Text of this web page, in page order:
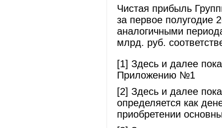
Чистая прибыль
за первое полугодие
аналогичными
млрд. руб.
[1] Здесь и далее
Приложению №1
[2] Здесь и далее
определяется как
приобретении